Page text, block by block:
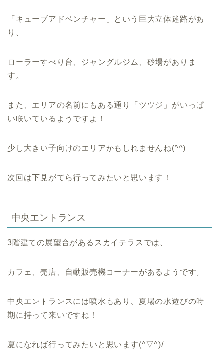
「キューブアドベンチャー」という巨大立体迷路があ
り、
ローラーすべり台、ジャングルジム、砂場がありま
す。
また、エリアの名前にもある通り「ツツジ」がいっぱ
い咲いているようですよ！
少し大きい子向けのエリアかもしれませんね(^^)
次回は下見がてら行ってみたいと思います！
中央エントランス
3階建ての展望台があるスカイテラスでは、
カフェ、売店、自動販売機コーナーがあるようです。
中央エントランスには噴水もあり、夏場の水遊びの時
期に持って来いですね！
夏になれば行ってみたいと思います(^▽^)/